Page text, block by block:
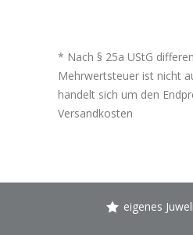
* Nach § 25a UStG
Mehrwertsteuer ist nicht
handelt sich um den
Versandkosten
eigenes